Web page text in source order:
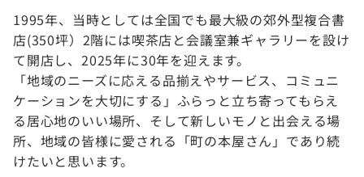
1995年、当時としては全国でも最大級の郊外型複合書
店(350坪）2階には喫茶店と会議室兼ギャラリーを設け
て開店し、2025年に30年を迎えます。
「地域のニーズに応える品揃えやサービス、コミュニ
ケーションを大切にする」ふらっと立ち寄ってもらえ
る居心地のいい場所、そして新しいモノと出会える場
所、地域の皆様に愛される「町の本屋さん」であり続
けたいと思います。